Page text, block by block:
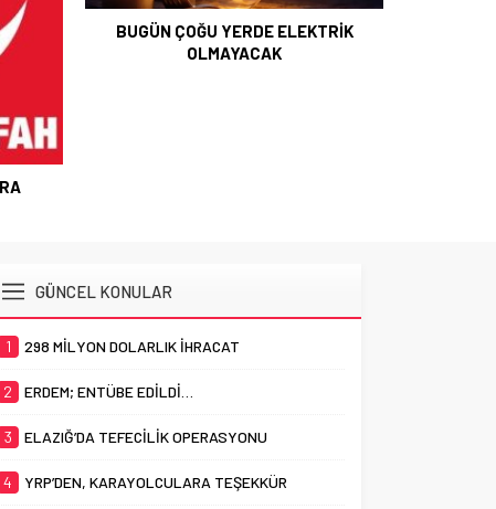
BUGÜN ÇOĞU YERDE ELEKTRİK
OLMAYACAK
GÜNCEL KONULAR
1 298 MİLYON DOLARLIK İHRACAT
2 ERDEM; ENTÜBE EDİLDİ…
3 ELAZIĞ’DA TEFECİLİK OPERASYONU
4 YRP’DEN, KARAYOLCULARA TEŞEKKÜR